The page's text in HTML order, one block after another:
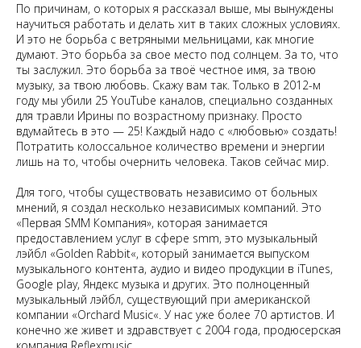
По причинам, о которых я рассказал выше, мы вынуждены
научиться работать и делать хит в таких сложных условиях.
И это не борьба с ветряными мельницами, как многие
думают. Это борьба за свое место под солнцем. За то, что
ты заслужил. Это борьба за твоё честное имя, за твою
музыку, за твою любовь. Скажу вам так. Только в 2012-м
году мы убили 25 YouTube каналов, специально созданных
для травли Ирины по возрастному признаку. Просто
вдумайтесь в это — 25! Каждый надо с «любовью» создать!
Потратить колоссальное количество времени и энергии
лишь на то, чтобы очернить человека. Таков сейчас мир.
Для того, чтобы существовать независимо от больных
мнений, я создал несколько независимых компаний. Это
«Первая SMM Компания», которая занимается
предоставлением услуг в сфере smm, это музыкальный
лэйбл «Golden Rabbit«, который занимается выпуском
музыкального контента, аудио и видео продукции в iTunes,
Google play, Яндекс музыка и других. Это полноценный
музыкальный лэйбл, существующий при американской
компании «Orchard Music«. У нас уже более 70 артистов. И
конечно же живет и здравствует с 2004 года, продюсерская